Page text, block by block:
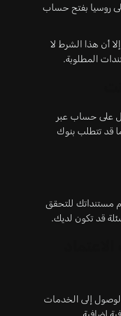
روسيا بفتح حساب
أن هذا الشرط لا
المطلوبة.
على حساب عبر
قد تتطلب بنوك
مستنداتك للتحقق
قد تكون لديك.
إلى الخدمات